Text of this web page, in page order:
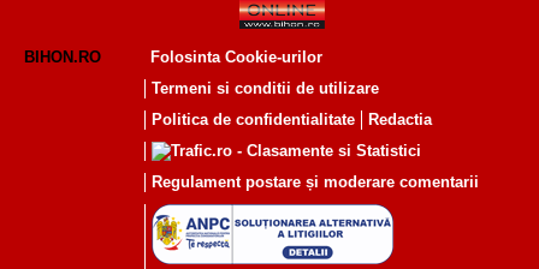
BIHON.RO
Folosinta Cookie-urilor
Termeni si conditii de utilizare
Politica de confidentialitate
Redactia
Regulament postare și moderare comentarii